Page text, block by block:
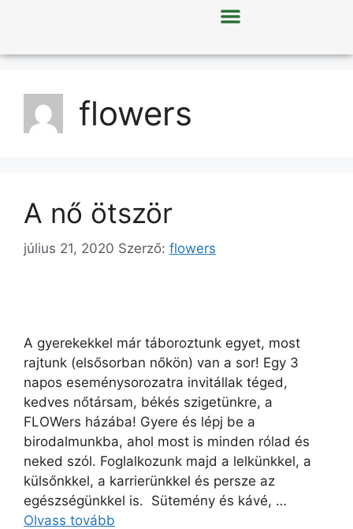
flowers
A nő ötször
július 21, 2020 Szerző: flowers
A gyerekekkel már táboroztunk egyet, most
rajtunk (elsősorban nőkön) van a sor! Egy 3
napos eseménysorozatra invitállak téged,
kedves nőtársam, békés szigetünkre, a
FLOWers házába! Gyere és lépj be a
birodalmunkba, ahol most is minden rólad és
neked szól. Foglalkozunk majd a lelkünkkel, a
külsőnkkel, a karrierünkkel és persze az
egészségünkkel is. Sütemény és kávé, …
Olvass tovább